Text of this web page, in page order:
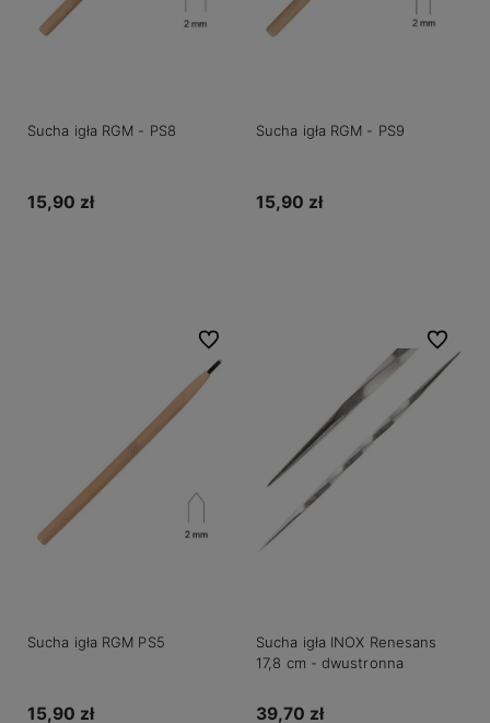
Sucha igła RGM - PS8
15,90 zł
Sucha igła RGM - PS9
15,90 zł
Sucha igła RGM PS5
15,90 zł
Do ulubionych
Sucha igła INOX Renesans
17,8 cm - dwustronna
39,70 zł
Do